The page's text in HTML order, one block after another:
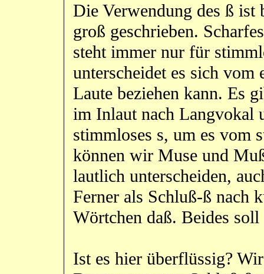
Die Verwendung des ß ist
groß geschrieben.
steht immer nur für
unterscheidet es sich vom
Laute beziehen kann. Es
im Inlaut nach Langvokal
stimmloses s, um es vom
können wir Muse und
lautlich unterscheiden,
Ferner als Schluß-ß nach
Wörtchen daß. Beides
Ist es hier überflüssig?